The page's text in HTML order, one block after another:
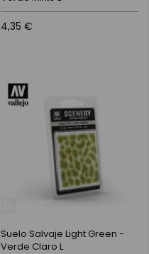
4,35 €
Suelo Salvaje Light Green -
Verde Claro L